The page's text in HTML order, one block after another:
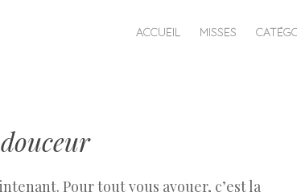
ACCUEIL MISSES
Pour tout vous avouer, c’est la